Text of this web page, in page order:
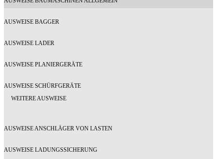
AUSWEISE BAGGER
AUSWEISE LADER
AUSWEISE PLANIERGERÄTE
AUSWEISE SCHÜRFGERÄTE
WEITERE AUSWEISE
AUSWEISE ANSCHLÄGER VON LASTEN
AUSWEISE LADUNGSSICHERUNG